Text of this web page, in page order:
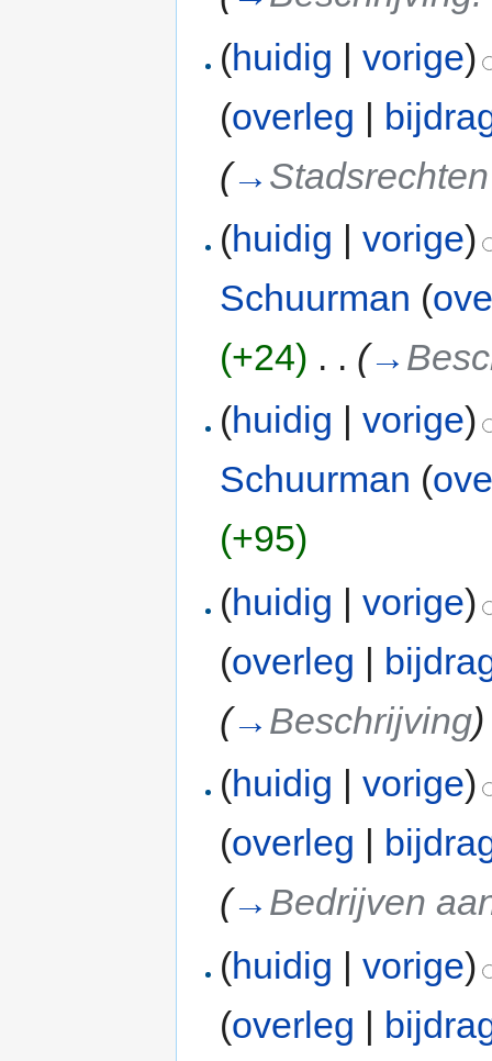
(huidig |vorige)
(overleg |
(→
(huidig |vorige)
Schuurman (
(+24) . . (→
(huidig |vorige)
Schuurman (
(+95)
(huidig |vorige)
(overleg |
(→ Beschrijving)
(huidig |vorige)
(overleg |
(→ Bedrijven
(huidig |vorige)
(overleg |